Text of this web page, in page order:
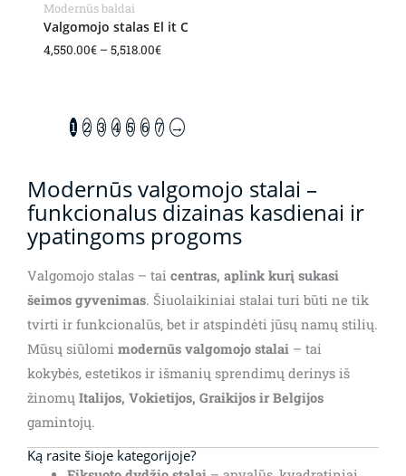
Modernūs baldai
Valgomojo stalas El it C
4,550.00€ –5,518.00€
1 2 3 4 5 6 7 →
Modernūs valgomojo stalai –
funkcionalus dizainas kasdienai ir
ypatingoms progoms
Valgomojo stalas – tai centras, aplink kurį sukasi
šeimos gyvenimas. Šiuolaikiniai stalai turi būti ne tik
tvirti ir funkcionalūs, bet ir atspindėti jūsų namų stilių.
Mūsų siūlomi modernūs valgomojo stalai – tai
kokybės, estetikos ir išmanių sprendimų derinys iš
žinomų Italijos, Vokietijos, Graikijos ir Belgijos
gamintojų.
Ką rasite šioje kategorijoje?